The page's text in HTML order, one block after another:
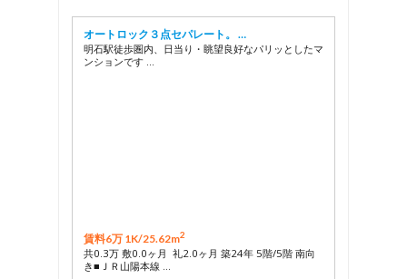
オートロック３点セパレート。 …
明石駅徒歩圏内、日当り・眺望良好なパリッとしたマ
ンションです …
賃料6万 1K/25.62m2
共0.3万 敷0.0ヶ月 礼2.0ヶ月 築24年 5階/5階 南向
き■ＪＲ山陽本線 …